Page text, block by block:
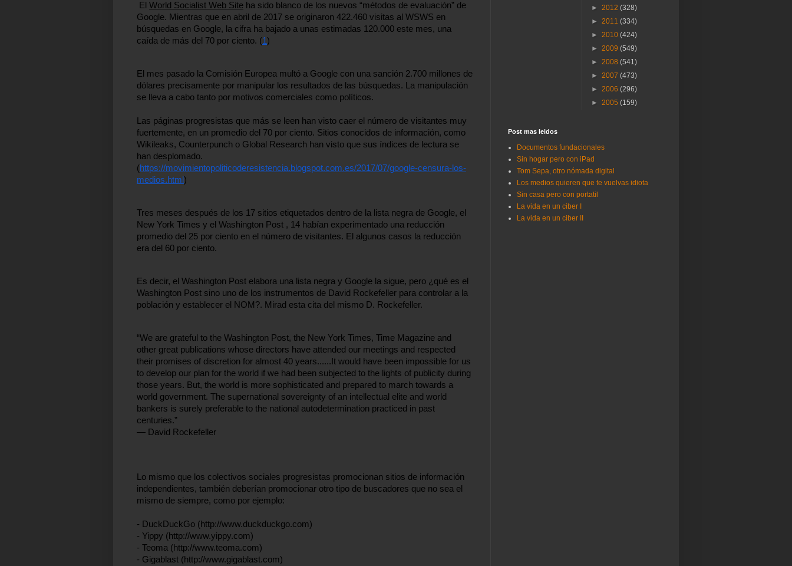
El World Socialist Web Site ha sido blanco de los nuevos “métodos de evaluación” de
Google. Mientras que en abril de 2017 se originaron 422.460 visitas al WSWS en
búsquedas en Google, la cifra ha bajado a unas estimadas 120.000 este mes, una
caída de más del 70 por ciento. (1)
El mes pasado la Comisión Europea multó a Google con una sanción 2.700 millones de
dólares precisamente por manipular los resultados de las búsquedas. La manipulación
se lleva a cabo tanto por motivos comerciales como políticos.
Las páginas progresistas que más se leen han visto caer el número de visitantes muy
fuertemente, en un promedio del 70 por ciento. Sitios conocidos de información, como
Wikileaks, Counterpunch o Global Research han visto que sus índices de lectura se
han desplomado.
(https://movimientopoliticoderesistencia.blogspot.com.es/2017/07/google-censura-los-
medios.html )
Tres meses después de los 17 sitios etiquetados dentro de la lista negra de Google, el
New York Times y el Washington Post , 14 habían experimentado una reducción
promedio del 25 por ciento en el número de visitantes. El algunos casos la reducción
era del 60 por ciento.
Es decir, el Washington Post elabora una lista negra y Google la sigue, pero ¿qué es el
Washington Post sino uno de los instrumentos de David Rockefeller para controlar a la
población y establecer el NOM?. Mirad esta cita del mismo D. Rockefeller.
“We are grateful to the Washington Post, the New York Times, Time Magazine and
other great publications whose directors have attended our meetings and respected
their promises of discretion for almost 40 years......It would have been impossible for us
to develop our plan for the world if we had been subjected to the lights of publicity during
those years. But, the world is more sophisticated and prepared to march towards a
world government. The supernational sovereignty of an intellectual elite and world
bankers is surely preferable to the national autodetermination practiced in past
centuries.”
― David Rockefeller
Lo mismo que los colectivos sociales progresistas promocionan sitios de información
independientes, también deberían promocionar otro tipo de buscadores que no sea el
mismo de siempre, como por ejemplo:
- DuckDuckGo (http://www.duckduckgo.com)
- Yippy (http://www.yippy.com)
- Teoma (http://www.teoma.com)
- Gigablast (http://www.gigablast.com)
► 2012 (328)
► 2011 (334)
► 2010 (424)
► 2009 (549)
► 2008 (541)
► 2007 (473)
► 2006 (296)
► 2005 (159)
Post mas lei­dos
Documentos fundacionales
Sin hogar pero con iPad
Tom Sepa, otro nómada digital
Los medios quieren que te vuelvas idiota
Sin casa pero con portatil
La vida en un ciber I
La vida en un ciber II